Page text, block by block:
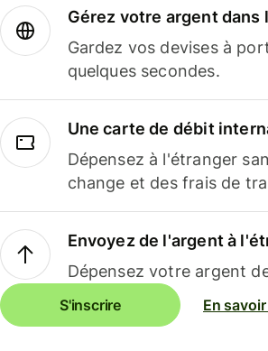
Gérez votre argent dans
Gardez vos devises à
quelques secondes.
Une carte de débit
Dépensez à l'étranger
change et des frais de
Envoyez de l'argent à
Dépensez votre argent
S'inscrire En